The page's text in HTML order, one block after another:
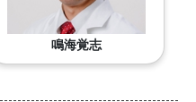
鳴海覚志